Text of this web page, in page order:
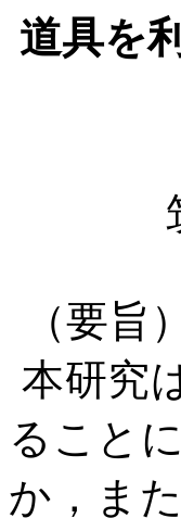
道具を
（要旨）
本研究
ること
か，ま